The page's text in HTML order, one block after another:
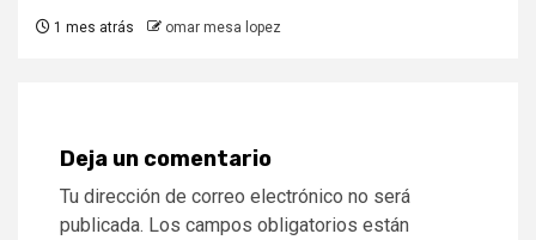
1 mes atrás omar mesa lopez
Deja un comentario
Tu dirección de correo electrónico no será
publicada. Los campos obligatorios están